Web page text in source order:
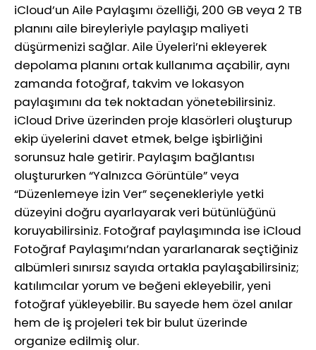
iCloud’un Aile Paylaşımı özelliği, 200 GB veya 2 TB
planını aile bireyleriyle paylaşıp maliyeti
düşürmenizi sağlar. Aile Üyeleri’ni ekleyerek
depolama planını ortak kullanıma açabilir, aynı
zamanda fotoğraf, takvim ve lokasyon
paylaşımını da tek noktadan yönetebilirsiniz.
iCloud Drive üzerinden proje klasörleri oluşturup
ekip üyelerini davet etmek, belge işbirliğini
sorunsuz hale getirir. Paylaşım bağlantısı
oluştururken “Yalnızca Görüntüle” veya
“Düzenlemeye İzin Ver” seçenekleriyle yetki
düzeyini doğru ayarlayarak veri bütünlüğünü
koruyabilirsiniz. Fotoğraf paylaşımında ise iCloud
Fotoğraf Paylaşımı’ndan yararlanarak seçtiğiniz
albümleri sınırsız sayıda ortakla paylaşabilirsiniz;
katılımcılar yorum ve beğeni ekleyebilir, yeni
fotoğraf yükleyebilir. Bu sayede hem özel anılar
hem de iş projeleri tek bir bulut üzerinde
organize edilmiş olur.